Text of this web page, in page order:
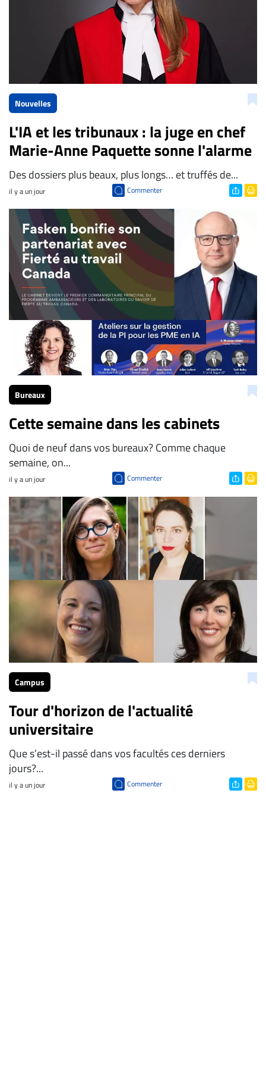
Nouvelles
L'IA et les tribunaux : la juge en chef
Marie-Anne Paquette sonne l'alarme
Des dossiers plus beaux, plus longs… et truffés de...
il y a un jour Commenter
Bureaux
Cette semaine dans les cabinets
Quoi de neuf dans vos bureaux? Comme chaque
semaine, on...
il y a un jour Commenter
Campus
Tour d'horizon de l'actualité
universitaire
Que s’est-il passé dans vos facultés ces derniers
jours?...
il y a un jour Commenter